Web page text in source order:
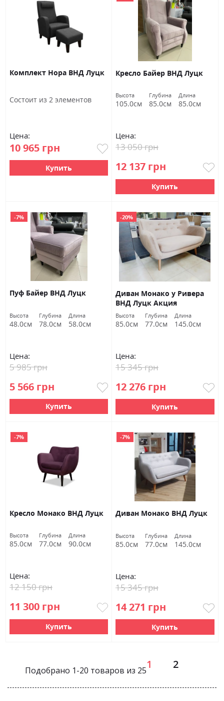
Комплект Нора ВНД Луцк
Состоит из 2 элементов
Цена:
10 965 грн
Купить
Кресло Байер ВНД Луцк
Высота
105.0см
Глубина
85.0см
Длина
85.0см
Цена:
12 137 грн
13 050 грн
Купить
-7%
Пуф Байер ВНД Луцк
Высота
48.0см
Глубина
78.0см
Длина
58.0см
Цена:
5 566 грн
5 985 грн
Купить
-20%
Диван Монако у Ривера
ВНД Луцк Акция
Высота
85.0см
Глубина
77.0см
Длина
145.0см
Цена:
12 276 грн
15 345 грн
Купить
-7%
Кресло Монако ВНД Луцк
Высота
85.0см
Глубина
77.0см
Длина
90.0см
Цена:
11 300 грн
12 150 грн
Купить
-7%
Диван Монако ВНД Луцк
Высота
85.0см
Глубина
77.0см
Длина
145.0см
Цена:
14 271 грн
15 345 грн
Купить
Подобрано 1-20 товаров из 25
Страница
1 2